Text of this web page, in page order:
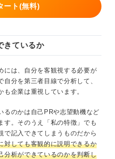
ート(無料)
きているか
には、自分を客観視する必要が
分を第三者目線で分析して、
企業は重視しています。
るのかは自己PRや志望動機など
す。そのうえ「私の特徴」でも
で記入できてしまうものだから
対しても客観的に説明できるか
分析ができているのかを判断し